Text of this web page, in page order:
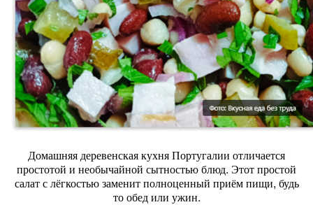
Домашняя деревенская кухня Португалии отличается
простотой и необычайной сытностью блюд. Этот простой
салат с лёгкостью заменит полноценный приём пищи, будь
то обед или ужин.